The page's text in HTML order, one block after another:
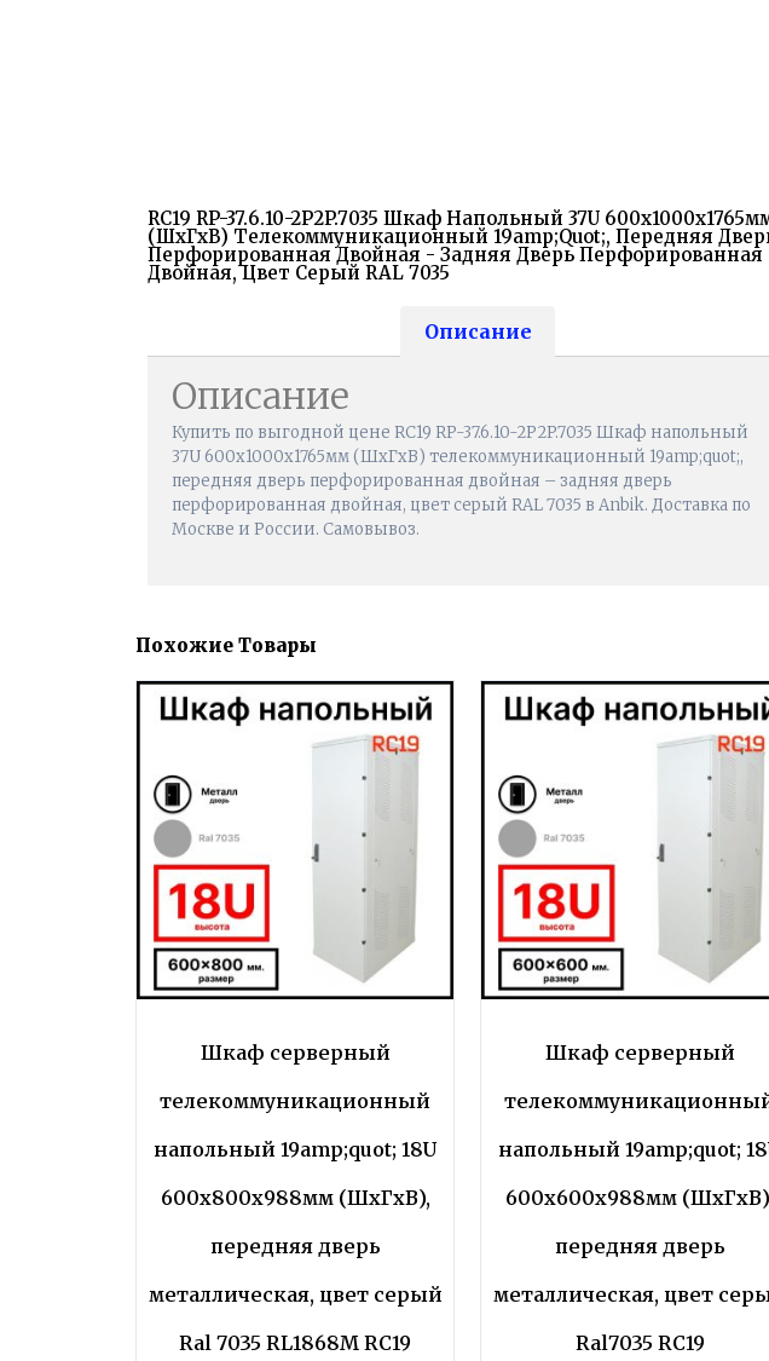
RC19 RP-37.6.10-2P2P.7035 Шкаф Напольный 37U
(ШхГхВ) Телекоммуникационный 19amp;quot;, Передняя
Перфорированная Двойная - Задняя Дверь Перфорированная
Двойная, Цвет Серый RAL 7035
Описание
Описание
Купить по выгодной цене RC19 RP-37.6.10-2P2P.7035 Шкаф напольный
37U 600x1000x1765мм (ШхГхВ) телекоммуникационный 19amp;quot;,
передняя дверь перфорированная двойная – задняя дверь
перфорированная двойная, цвет серый RAL 7035 в Anbik. Доставка по
Москве и России. Самовывоз.
Похожие Товары
Шкаф серверный
телекоммуникационный
напольный 19amp;quot; 18U
600x800x988мм (ШхГхВ),
передняя дверь
металлическая, цвет серый
Ral 7035 RL1868M RC19
Шкаф серверный
напольный 19amp;quot;
600x600x988мм
передняя дверь
металлическая, цвет
Ral7035 RC19